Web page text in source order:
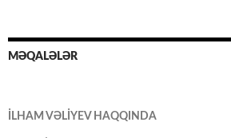
MƏQALƏLƏR
İLHAM VƏLİYEV HAQQINDA